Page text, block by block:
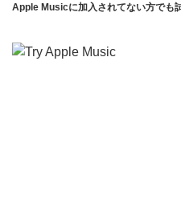
Apple Musicに加入されてない方でも